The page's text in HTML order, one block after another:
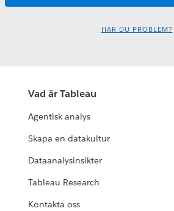
HAR DU PROBLEM?
Vad är Tableau
Agentisk analys
Skapa en datakultur
Dataanalysinsikter
Tableau Research
Kontakta oss